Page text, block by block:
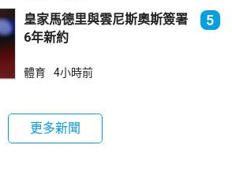
皇家馬德里與雲尼斯奧斯簽署
6年新約
5
體育 4小時前
更多新聞